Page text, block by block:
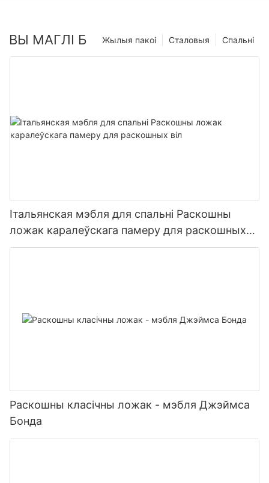
ВЫ МАГЛІ Б Спальні
Сталовыя
Жылыя пакоі
Італьянская мэбля для спальні Раскошны
ложак каралеўскага памеру для раскошных
віл
Раскошны класічны ложак - мэбля Джэймса
Бонда